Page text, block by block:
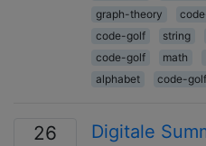
graph-theory
code-golf
string
code-golf
math
alphabet
code-golf
26 Digitale